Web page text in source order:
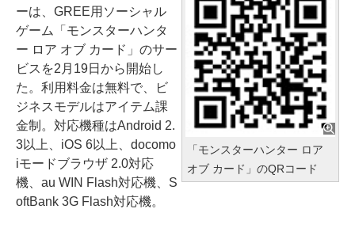
「モンスターハンター ロア
オブ カード」のQRコード
ーは、GREE用ソーシャル
ゲーム「モンスターハンタ
ー ロア オブ カード」のサー
ビスを2月19日から開始し
た。利用料金は無料で、ビ
ジネスモデルはアイテム課
金制。対応機種はAndroid 2.
3以上、iOS 6以上、docomo
iモードブラウザ 2.0対応
機、au WIN Flash対応機、S
oftBank 3G Flash対応機。